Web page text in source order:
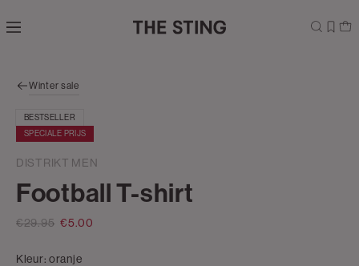
direct naar
zoekbalk
direct
naar de
footer
Winter sale
BESTSELLER
SPECIALE PRIJS
DISTRIKT MEN
Football T-shirt
€29.95 €5.00
Kleur:oranje